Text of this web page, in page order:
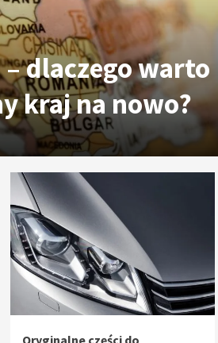
dlaczego warto
kraj na nowo?
Oryginalne części do